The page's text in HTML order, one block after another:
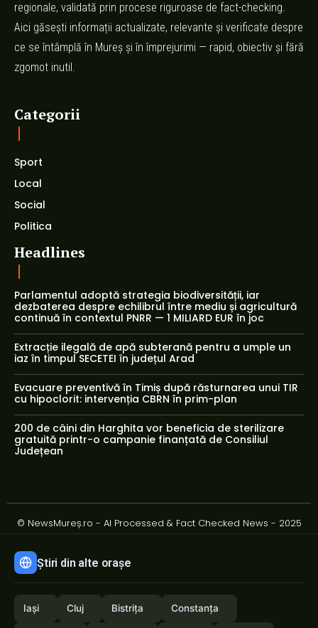
regionale, validată prin procese riguroase de fact-checking.
Aici găsești informații actualizate, relevante și verificate despre
ce se întâmplă în Mureș și în împrejurimi — rapid, obiectiv și fără
zgomot inutil.
Categorii
Sport
Local
Social
Politica
Headlines
Parlamentul adoptă strategia biodiversității, iar
dezbaterea despre echilibrul între mediu și agricultură
continuă în contextul PNRR — 1 MILIARD EUR în joc
Extracție ilegală de apă subterană pentru a umple un
iaz în timpul SECETEI în județul Arad
Evacuare preventivă în Timiș după răsturnarea unui TIR
cu hipoclorit: intervenția CBRN în prim-plan
200 de câini din Harghita vor beneficia de sterilizare
gratuită printr-o campanie finanțată de Consiliul
Județean
© NewsMureș.ro - AI Processed & Fact Checked News - 2025
Știri din alte orașe
Iași Cluj Bistrița Constanța